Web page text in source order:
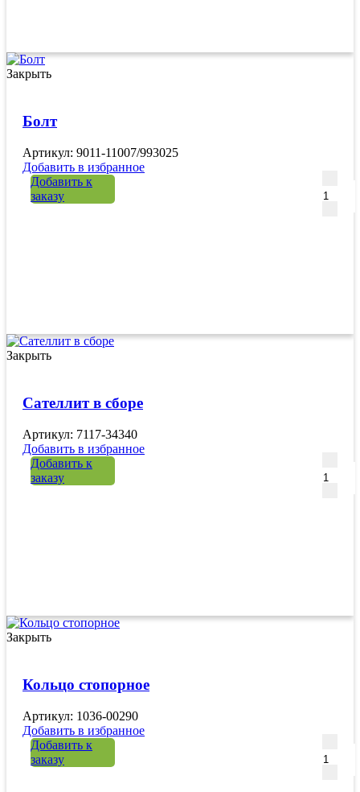
Закрыть
Болт
Артикул: 9011-11007/993025
Добавить в избранное
Добавить к
заказу
Закрыть
Сателлит в сборе
Артикул: 7117-34340
Добавить в избранное
Добавить к
заказу
Закрыть
Кольцо стопорное
Артикул: 1036-00290
Добавить в избранное
Добавить к
заказу